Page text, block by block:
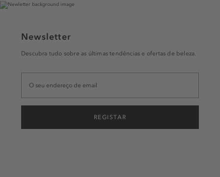
Newsletter
Descubra tudo sobre as últimas tendências e ofertas de beleza.
REGISTAR